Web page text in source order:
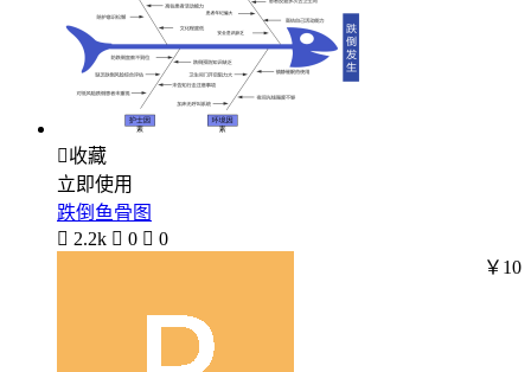
收藏
立即使用
跌倒鱼骨图
 2.2k  0  0
￥10